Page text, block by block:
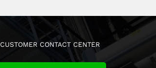
CUSTOMER CONTACT CENTER